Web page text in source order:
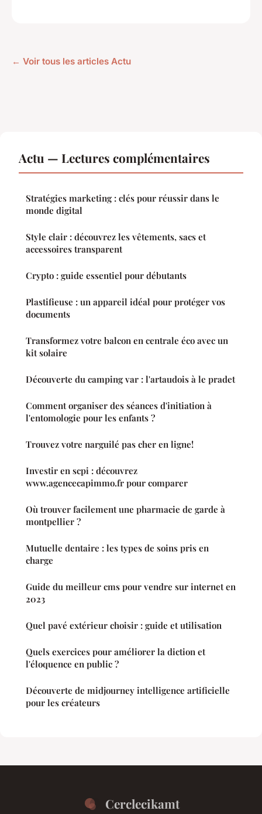
← Voir tous les articles Actu
Actu — Lectures complémentaires
Stratégies marketing : clés pour réussir dans le
monde digital
Style clair : découvrez les vêtements, sacs et
accessoires transparent
Crypto : guide essentiel pour débutants
Plastifieuse : un appareil idéal pour protéger vos
documents
Transformez votre balcon en centrale éco avec un
kit solaire
Découverte du camping var : l'artaudois à le pradet
Comment organiser des séances d'initiation à
l'entomologie pour les enfants ?
Trouvez votre narguilé pas cher en ligne!
Investir en scpi : découvrez
www.agencecapimmo.fr pour comparer
Où trouver facilement une pharmacie de garde à
montpellier ?
Mutuelle dentaire : les types de soins pris en
charge
Guide du meilleur cms pour vendre sur internet en
2023
Quel pavé extérieur choisir : guide et utilisation
Quels exercices pour améliorer la diction et
l'éloquence en public ?
Découverte de midjourney intelligence artificielle
pour les créateurs
Cerclecikamt